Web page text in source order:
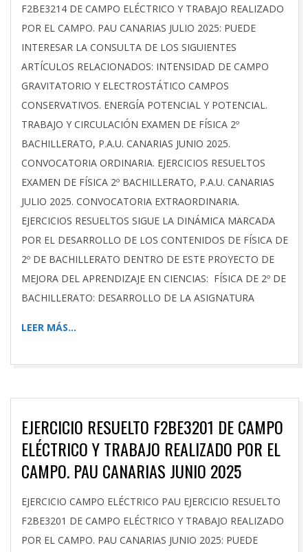
01-
17
F2BE3214 DE CAMPO ELÉCTRICO Y TRABAJO REALIZADO
POR EL CAMPO. PAU CANARIAS JULIO 2025: PUEDE
INTERESAR LA CONSULTA DE LOS SIGUIENTES
ARTÍCULOS RELACIONADOS: INTENSIDAD DE CAMPO
GRAVITATORIO Y ELECTROSTÁTICO CAMPOS
CONSERVATIVOS. ENERGÍA POTENCIAL Y POTENCIAL.
TRABAJO Y CIRCULACIÓN EXAMEN DE FÍSICA 2º
BACHILLERATO, P.A.U. CANARIAS JUNIO 2025.
CONVOCATORIA ORDINARIA. EJERCICIOS RESUELTOS
EXAMEN DE FÍSICA 2º BACHILLERATO, P.A.U. CANARIAS
JULIO 2025. CONVOCATORIA EXTRAORDINARIA.
EJERCICIOS RESUELTOS SIGUE LA DINÁMICA MARCADA
POR EL DESARROLLO DE LOS CONTENIDOS DE FÍSICA DE
2º DE BACHILLERATO DENTRO DE ESTE PROYECTO DE
MEJORA DEL APRENDIZAJE EN CIENCIAS: FÍSICA DE 2º DE
BACHILLERATO: DESARROLLO DE LA ASIGNATURA
LEER MÁS…
EJERCICIO RESUELTO F2BE3201 DE CAMPO
ELÉCTRICO Y TRABAJO REALIZADO POR EL
CAMPO. PAU CANARIAS JUNIO 2025
2026-
01-
13
EJERCICIO CAMPO ELÉCTRICO PAU EJERCICIO RESUELTO
F2BE3201 DE CAMPO ELÉCTRICO Y TRABAJO REALIZADO
POR EL CAMPO. PAU CANARIAS JUNIO 2025: PUEDE